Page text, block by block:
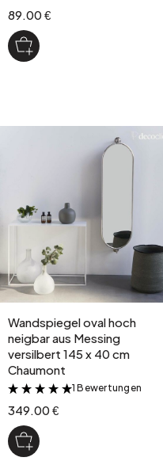
89.00 €
Wandspiegel oval hoch
neigbar aus Messing
versilbert 145 x 40 cm
Chaumont
&
1 Bewertungen
349.00 €